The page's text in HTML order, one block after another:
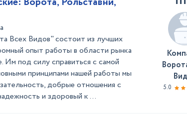
Всех Видов" состоит из лучших
опыт работы в области рынка
Им под силу справиться с самой
принципами нашей работы мы
добрые отношения с
и здоровый к ...
5.0